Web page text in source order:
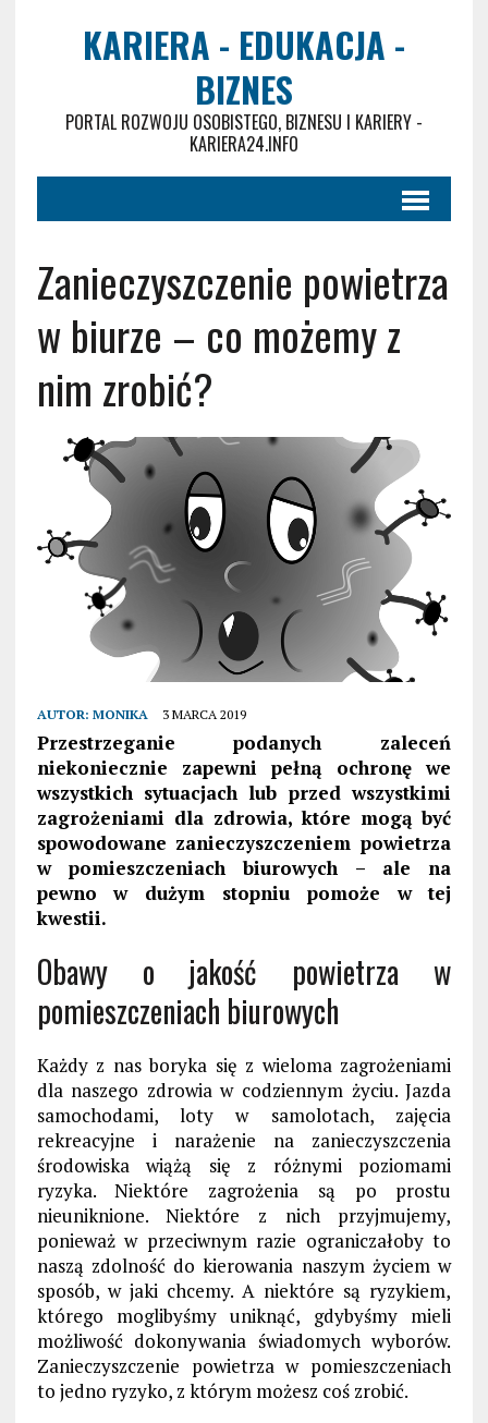
KARIERA - EDUKACJA -
BIZNES
PORTAL ROZWOJU OSOBISTEGO, BIZNESU I KARIERY -
KARIERA24.INFO
Zanieczyszczenie powietrza
w biurze – co możemy z
nim zrobić?
AUTOR: MONIKA 3 MARCA 2019
Przestrzeganie podanych zaleceń
niekoniecznie zapewni pełną ochronę we
wszystkich sytuacjach lub przed wszystkimi
zagrożeniami dla zdrowia, które mogą być
spowodowane zanieczyszczeniem powietrza
w pomieszczeniach biurowych – ale na
pewno w dużym stopniu pomoże w tej
kwestii.
Obawy o jakość powietrza w
pomieszczeniach biurowych
Każdy z nas boryka się z wieloma zagrożeniami
dla naszego zdrowia w codziennym życiu. Jazda
samochodami, loty w samolotach, zajęcia
rekreacyjne i narażenie na zanieczyszczenia
środowiska wiążą się z różnymi poziomami
ryzyka. Niektóre zagrożenia są po prostu
nieuniknione. Niektóre z nich przyjmujemy,
ponieważ w przeciwnym razie ograniczałoby to
naszą zdolność do kierowania naszym życiem w
sposób, w jaki chcemy. A niektóre są ryzykiem,
którego moglibyśmy uniknąć, gdybyśmy mieli
możliwość dokonywania świadomych wyborów.
Zanieczyszczenie powietrza w pomieszczeniach
to jedno ryzyko, z którym możesz coś zrobić.